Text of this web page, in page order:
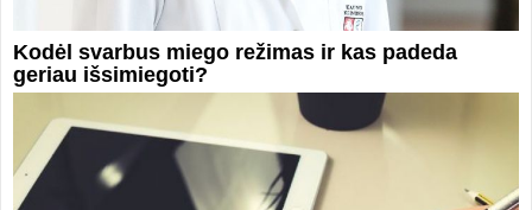
Kodėl svarbus miego režimas ir kas padeda
geriau išsimiegoti?